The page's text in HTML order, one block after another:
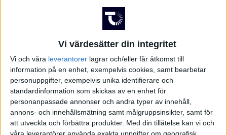
Vi värdesätter din integritet
Vi och våra leverantorer lagrar och/eller får åtkomst till
information på en enhet, exempelvis cookies, samt bearbetar
personuppgifter, exempelvis unika identifierare och
standardinformation som skickas av en enhet för
personanpassade annonser och andra typer av innehåll,
annons- och innehållsmätning samt målgruppsinsikter, samt för
att utveckla och förbättra produkter. Med din tillåtelse kan vi och
våra leverantörer använda exakta uppgifter om geografisk